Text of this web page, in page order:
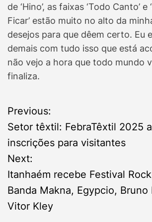
de ‘Hino’, as faixas ‘Todo Canto’ e
Ficar’ estão muito no alto da
desejos para que dêem certo. Eu
demais com tudo isso que está
não vejo a hora que todo mundo
finaliza.
P
o
s
t
n
Previous:
Setor têxtil: FebraTêxtil 2025
inscrições para visitantes
Next:
Itanhaém recebe Festival
Banda Makna, Egypcio,
Vitor Kley